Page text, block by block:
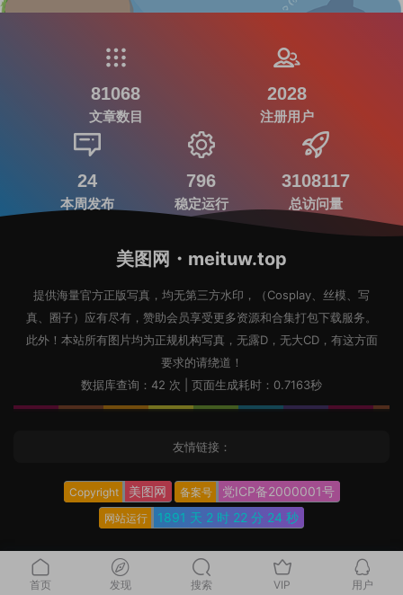
81068
文章数目
2028
注册用户
24
本周发布
796
稳定运行
3108117
总访问量
美图网・meituw.top
提供海量官方正版写真，均无第三方水印，（Cosplay、丝模、写
真、圈子）应有尽有，赞助会员享受更多资源和合集打包下载服务。
此外！本站所有图片均为正规机构写真，无露D，无大CD，有这方面
要求的请绕道！
数据库查询：42 次 | 页面生成耗时：0.7163秒
友情链接：
Copyright 美图网 备案号 党ICP备2000001号
网站运行 1891 天 2 时 22 分 26 秒
首页 发现 搜索 VIP 用户